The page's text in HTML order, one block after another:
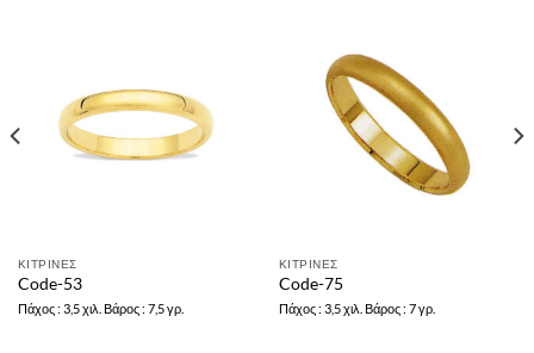
ΚΙΤΡΙΝΕΣ
Code-53
Πάχος : 3,5 χιλ. Βάρος : 7,5 γρ.
ΚΙΤΡΙΝΕΣ
Code-75
Πάχος : 3,5 χιλ. Βάρος : 7 γρ.